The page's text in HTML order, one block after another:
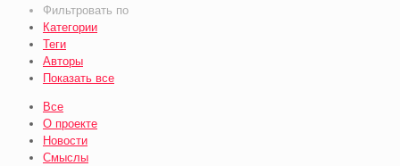
Фильтровать по
Категории
Теги
Авторы
Показать все
Все
О проекте
Новости
Смыслы